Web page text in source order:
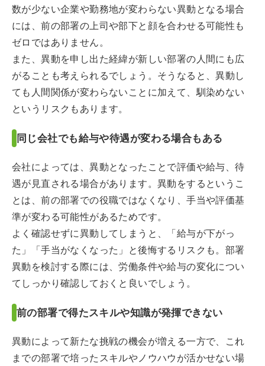
数が少ない企業や勤務地が変わらない異動となる場合
には、前の部署の上司や部下と顔を合わせる可能性も
ゼロではありません。
また、異動を申し出た経緯が新しい部署の人間にも広
がることも考えられるでしょう。そうなると、異動し
ても人間関係が変わらないことに加えて、馴染めない
というリスクもあります。
同じ会社でも給与や待遇が変わる場合もある
会社によっては、異動となったことで評価や給与、待
遇が見直される場合があります。異動をするというこ
とは、前の部署での役職ではなくなり、手当や評価基
準が変わる可能性があるためです。
よく確認せずに異動してしまうと、「給与が下がっ
た」「手当がなくなった」と後悔するリスクも。部署
異動を検討する際には、労働条件や給与の変化につい
てしっかり確認しておくと良いでしょう。
前の部署で得たスキルや知識が発揮できない
異動によって新たな挑戦の機会が増える一方で、これ
までの部署で培ったスキルやノウハウが活かせない場